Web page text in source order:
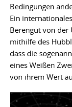
Bedingungen
Ein
Berengut von der
mithilfe des
dass die
eines Weißen
von ihrem Wert